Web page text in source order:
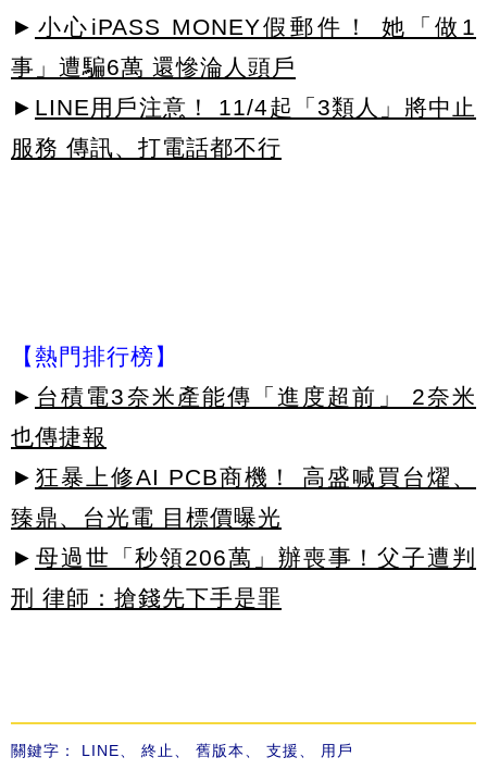
► 小心iPASS MONEY假郵件！ 她「做1
事」遭騙6萬 還慘淪人頭戶
► LINE用戶注意！ 11/4起「3類人」將中止
服務 傳訊、打電話都不行
【熱門排行榜】
► 台積電3奈米產能傳「進度超前」 2奈米
也傳捷報
► 狂暴上修AI PCB商機！ 高盛喊買台燿、
臻鼎、台光電 目標價曝光
► 母過世「秒領206萬」辦喪事！父子遭判
刑 律師：搶錢先下手是罪
關鍵字： LINE 終止 舊版本 支援 用戶